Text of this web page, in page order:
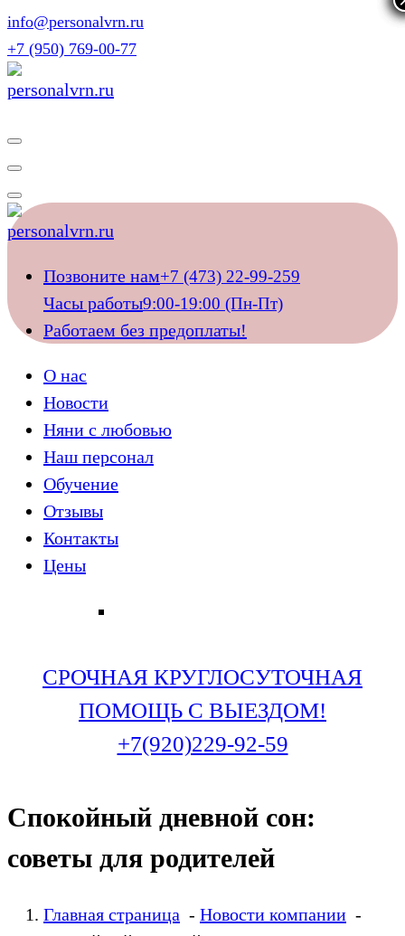
Перейти
к
содержимому
info@personalvrn.ru
+7 (950) 769-00-77
Подберём домашний персонал для ваших близких
Подберём домашний персонал для ваших близких
Позвоните нам+7 (473) 22-99-259
Часы работы9:00-19:00 (Пн-Пт)
Работаем без предоплаты!
О нас
Новости
Няни с любовью
Наш персонал
Обучение
Отзывы
Контакты
Цены
СРОЧНАЯ КРУГЛОСУТОЧНАЯ
ПОМОЩЬ С ВЫЕЗДОМ!
+7(920)229-92-59
Спокойный дневной сон:
советы для родителей
Главная страница - Новости компании -